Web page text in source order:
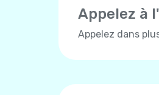
Appelez à
Appelez dans